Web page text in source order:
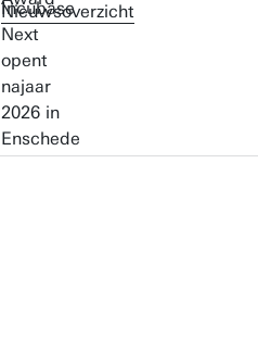
Nieuwsoverzicht